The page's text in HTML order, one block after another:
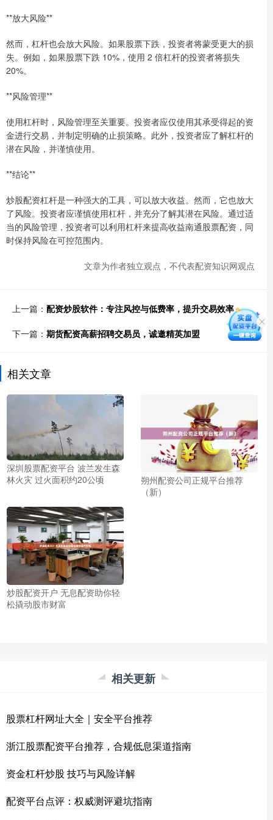
**放大风险**
然而，杠杆也会放大风险。如果股票下跌，投资者将蒙受更大的损
失。例如，如果股票下跌 10%，使用 2 倍杠杆的投资者将损失
20%。
**风险管理**
使用杠杆时，风险管理至关重要。投资者应仅使用其承受得起的资
金进行交易，并制定明确的止损策略。此外，投资者应了解杠杆的
潜在风险，并谨慎使用。
**结论**
炒股配资杠杆是一种强大的工具，可以放大收益。然而，它也放大
了风险。投资者应谨慎使用杠杆，并充分了解其潜在风险。通过适
当的风险管理，投资者可以利用杠杆来提高收益南通股票配资，同
时保持风险在可控范围内。
文章为作者独立观点，不代表配资知识网观点
上一篇： 配资炒股软件：专注风控与低费率，提升交易效率
下一篇： 期货配资高薪招聘交易员，诚邀精英加盟
相关文章
深圳股票配资平台 波兰发生森
林火灾 过火面积约20公顷
朔州配资公司正规平台推荐
（新）
炒股配资开户 无息配资助你轻
松撬动股市财富
相关更新
股票杠杆网址大全｜安全平台推荐
浙江股票配资平台推荐，合规低息渠道指南
资金杠杆炒股 技巧与风险详解
配资平台点评：权威测评避坑指南